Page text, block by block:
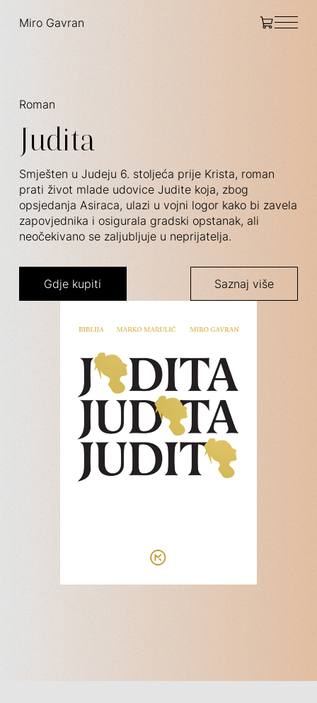
Miro Gavran
Roman
Judita
Smješten u Judeju 6. stoljeća prije Krista, roman
prati život mlade udovice Judite koja, zbog
opsjedanja Asiraca, ulazi u vojni logor kako bi zavela
zapovjednika i osigurala gradski opstanak, ali
neočekivano se zaljubljuje u neprijatelja.
Gdje kupiti Saznaj više